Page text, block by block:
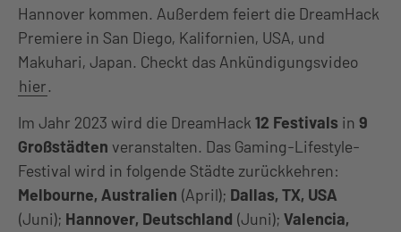
Hannover kommen. Außerdem feiert die DreamHack
Premiere in San Diego, Kalifornien, USA, und
Makuhari, Japan. Checkt das Ankündigungsvideo
hier.
Im Jahr 2023 wird die DreamHack 12 Festivals in 9
Großstädten veranstalten. Das Gaming-Lifestyle-
Festival wird in folgende Städte zurückkehren:
Melbourne, Australien (April); Dallas, TX, USA
(Juni); Hannover, Deutschland (Juni); Valencia,